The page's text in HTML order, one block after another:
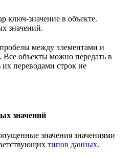
ключ-значение в объекте.
значений.
между элементами и
Все объекты можно передать в
их переводами строк не
значений
значения значениями
типов данных.